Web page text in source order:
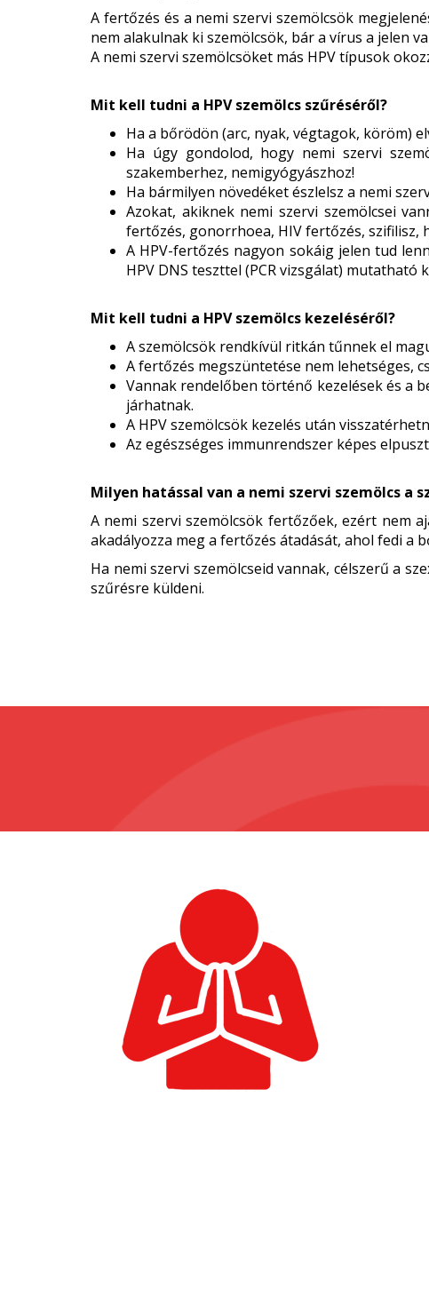
A fertőzés és a nemi szervi szemölcsök
nem alakulnak ki szemölcsök, bár a vírus a jelen
A nemi szervi szemölcsöket más HPV típusok
Mit kell tudni a HPV szemölcs szűréséről?
Ha a bőrödön (arc, nyak, végtagok, köröm)
Ha úgy gondolod, hogy nemi szervi
szakemberhez, nemigyógyászhoz!
Ha bármilyen növedéket észlelsz a nemi
Azokat, akiknek nemi szervi szemölcsei
fertőzés, gonorrhoea, HIV fertőzés, szifilisz,
A HPV-fertőzés nagyon sokáig jelen tud
HPV DNS teszttel (PCR vizsgálat) mutatható
Mit kell tudni a HPV szemölcs kezeléséről?
A szemölcsök rendkívül ritkán tűnnek el
A fertőzés megszüntetése nem lehetséges,
Vannak rendelőben történő kezelések és a
járhatnak.
A HPV szemölcsök kezelés után
Az egészséges immunrendszer képes
Milyen hatással van a nemi szervi szemölcs a
A nemi szervi szemölcsök fertőzőek, ezért nem
akadályozza meg a fertőzés átadását, ahol fedi a
Ha nemi szervi szemölcseid vannak, célszerű a
szűrésre küldeni.